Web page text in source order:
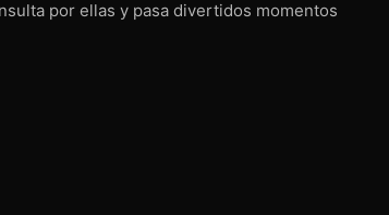
por ellas y pasa divertidos momentos